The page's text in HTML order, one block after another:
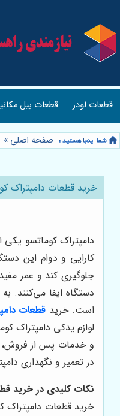
قطعات لودر قطعات بیل
صفحه اصلی »
خرید قطعات دامپتراک
دامپتراک کوماتسو
کارایی و دوام این
جلوگیری کند و عمر
دستگاه ایفا می‌کنند.
است. خرید قطعات
لوازم یدکی دامپتراک
و خدمات پس از فروش،
در تعمیر و نگهداری
نکات کلیدی در خرید
خرید قطعات دامپتراک